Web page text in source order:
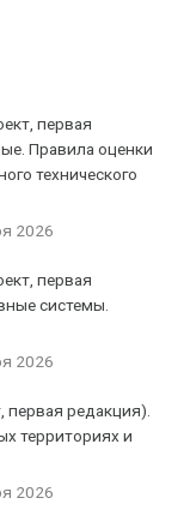
первая
Правила оценки
технического
2026
первая
системы.
2026
редакция).
территориях и
2026